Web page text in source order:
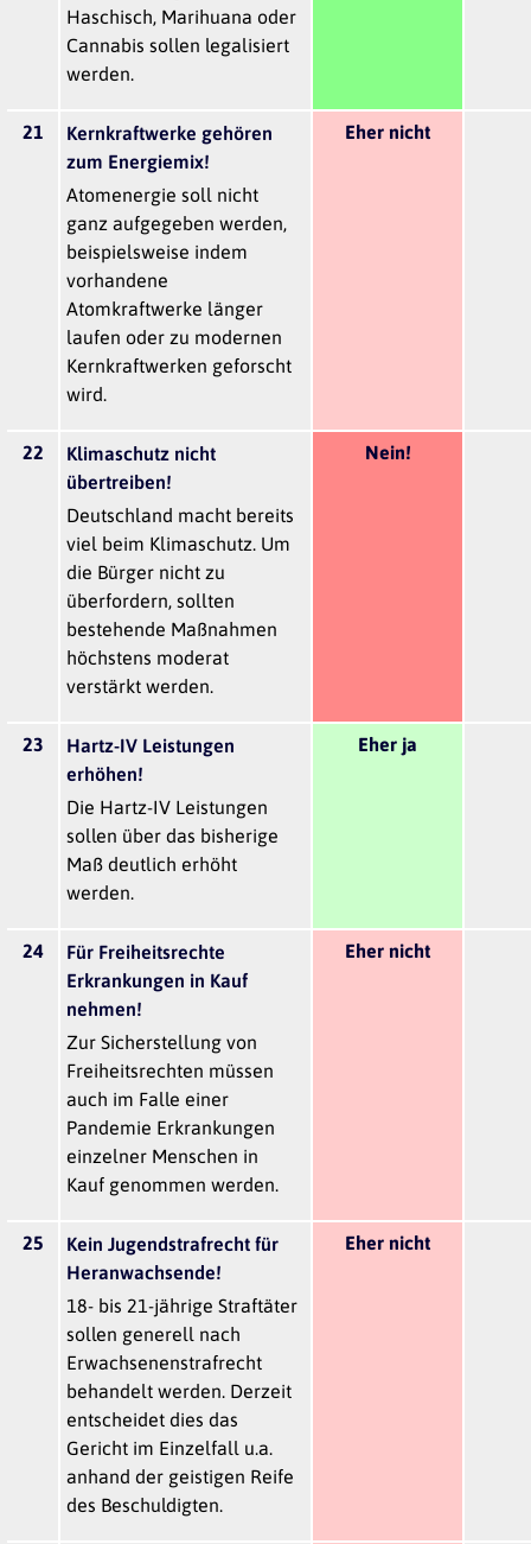
Haschisch, Marihuana oder
Cannabis sollen legalisiert
werden.
21
Kernkraftwerke gehören
zum Energiemix!
Atomenergie soll nicht
ganz aufgegeben werden,
beispielsweise indem
vorhandene
Atomkraftwerke länger
laufen oder zu modernen
Kernkraftwerken geforscht
wird.
Eher nicht
22
Klimaschutz nicht
übertreiben!
Deutschland macht bereits
viel beim Klimaschutz. Um
die Bürger nicht zu
überfordern, sollten
bestehende Maßnahmen
höchstens moderat
verstärkt werden.
Nein!
23
Hartz-IV Leistungen
erhöhen!
Die Hartz-IV Leistungen
sollen über das bisherige
Maß deutlich erhöht
werden.
Eher ja
24
Für Freiheitsrechte
Erkrankungen in Kauf
nehmen!
Zur Sicherstellung von
Freiheitsrechten müssen
auch im Falle einer
Pandemie Erkrankungen
einzelner Menschen in
Kauf genommen werden.
Eher nicht
25
Kein Jugendstrafrecht für
Heranwachsende!
18- bis 21-jährige Straftäter
sollen generell nach
Erwachsenenstrafrecht
behandelt werden. Derzeit
entscheidet dies das
Gericht im Einzelfall u.a.
anhand der geistigen Reife
des Beschuldigten.
Eher nicht